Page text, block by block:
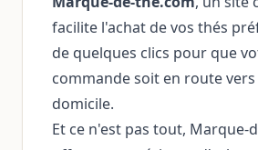
facilite l'achat de vos thés
de quelques clics pour que
commande soit en route
domicile.
Et ce n'est pas tout, Marque-